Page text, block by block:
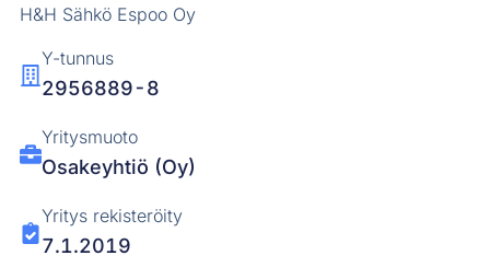
H&H Sähkö Espoo Oy
Y-tunnus
2956889-8
Yritysmuoto
Osakeyhtiö (Oy)
Yritys rekisteröity
7.1.2019